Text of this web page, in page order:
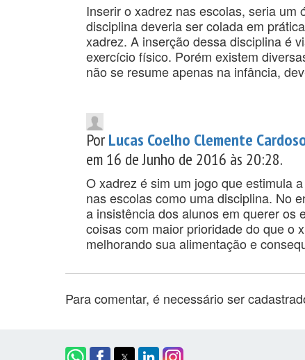
Inserir o xadrez nas escolas, seria
disciplina deveria ser colada em
xadrez. A inserção dessa disciplina é
exercício físico. Porém existem
não se resume apenas na infância,
PorLucas Coelho Clemente
em 16 de Junho de 2016 às 20:28.
O xadrez é sim um jogo que estimula
nas escolas como uma disciplina. No
a insistência dos alunos em querer os
coisas com maior prioridade do que o
melhorando sua alimentação e
Para comentar, é necessário ser